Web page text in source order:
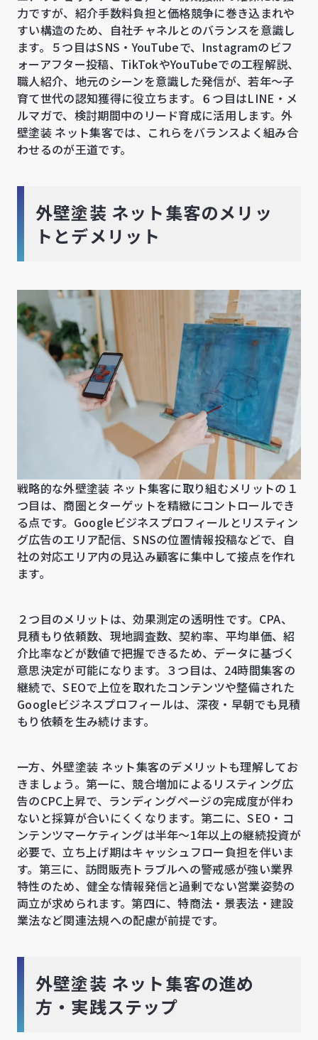
力ですが、紹介手数料負担と価格競争に巻き込まれや
すい構造のため、自社チャネルとのバランスを意識し
ます。５つ目はSNS・YouTubeで、Instagramのビフ
ォーアフター投稿、TikTokやYouTubeでの工程解説、
職人紹介、地元のシーンを意識した発信が、若年〜子
育て世代の認知獲得に役立ちます。６つ目はLINE・メ
ルマガで、検討期間中のリード育成に活用します。外
壁塗装 ネット集客では、これらをバランスよく組み合
わせるのが王道です。
外壁塗装 ネット集客のメリッ
トとデメリット
戦略的な外壁塗装 ネット集客に取り組むメリットの１
つ目は、商圏とターゲットを精緻にコントロールでき
る点です。Googleビジネスプロフィールとリスティン
グ広告のエリア配信、SNSの位置情報投稿などで、自
社の対応エリア内の見込み顧客に集中して接点を作れ
ます。
２つ目のメリットは、効果測定の透明性です。CPA、
見積もり依頼数、現地調査数、契約率、平均単価、紹
介比率などが数値で把握できるため、データに基づく
意思決定が可能になります。３つ目は、24時間集客の
継続で、SEOで上位を取れたコンテンツや整備された
Googleビジネスプロフィールは、深夜・早朝でも見積
もり依頼を生み続けます。
一方、外壁塗装 ネット集客のデメリットも理解してお
きましょう。第一に、競合増加によるリスティング広
告のCPC上昇で、ランディングページの完成度が伴わ
ないと採算が合いにくくなります。第二に、SEO・コ
ンテンツマーケティングは半年〜1年以上の継続投資が
必要で、立ち上げ期はキャッシュフロー負担を伴いま
す。第三に、訪問販売トラブルへの警戒感が強い業界
特性のため、健全な情報発信と過剰でない営業姿勢の
両立が求められます。第四に、特商法・景表法・建設
業法など関連法規への配慮が前提です。
外壁塗装 ネット集客の進め
方・実践ステップ